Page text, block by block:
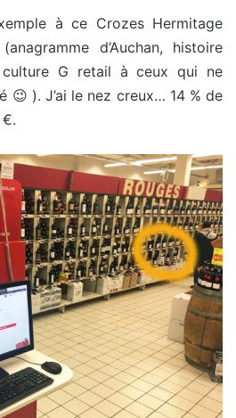
à ce Crozes Hermitage
d’Auchan, histoire
G retail à ceux qui ne
😉 ). J’ai le nez creux… 14 % de